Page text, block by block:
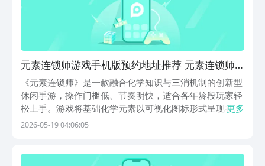
元素连锁师游戏手机版预约地址推荐 元素连锁师
手游预约平台及入口汇总
《元素连锁师》是一款融合化学知识与三消机制的创新型
休闲手游，操作门槛低、节奏明快，适合各年龄段玩家轻
松上手。游戏将基础化学元素以可视化图标形式呈现在
8×8网格棋盘上，玩家通过指尖滑动交换相邻元素，达成
更多
2026-05-19 04:06:05